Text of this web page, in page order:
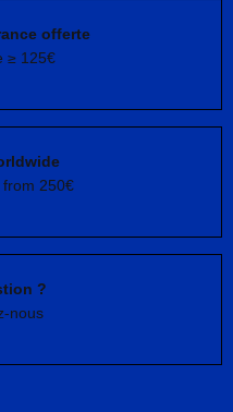
offerte
≥ 125€
250€
?
nous